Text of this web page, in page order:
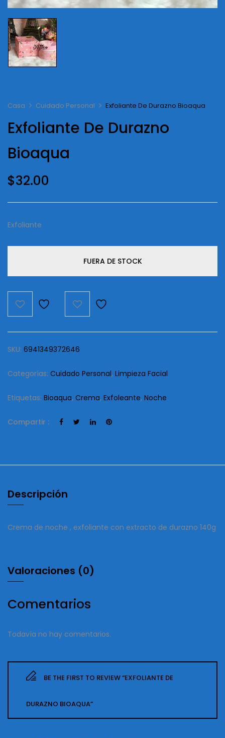
Casa Cuidado Personal Exfoliante De Durazno Bioaqua
Exfoliante De Durazno
Bioaqua
$32.00
Exfoliante
FUERA DE STOCK
SKU: 6941349372646
Categorías: Cuidado Personal, Limpieza Facial
Etiquetas: Bioaqua, Crema, Exfoleante, Noche
Compartir :
Descripción
Crema de noche , exfoliante con extracto de durazno 140g
Valoraciones (0)
Comentarios
Todavía no hay comentarios.
BE THE FIRST TO REVIEW “EXFOLIANTE DE
DURAZNO BIOAQUA”